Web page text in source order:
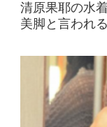
清原果耶の水
美脚と言われ